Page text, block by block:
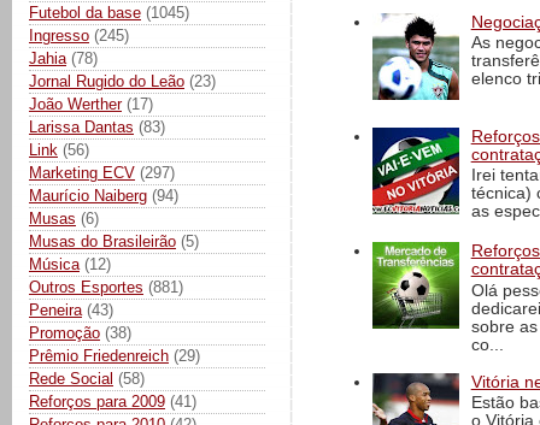
Futebol da base (1045)
Ingresso (245)
Jahia (78)
Jornal Rugido do Leão (23)
João Werther (17)
Larissa Dantas (83)
Link (56)
Marketing ECV (297)
Maurício Naiberg (94)
Musas (6)
Musas do Brasileirão (5)
Música (12)
Outros Esportes (881)
Peneira (43)
Promoção (38)
Prêmio Friedenreich (29)
Rede Social (58)
Reforços para 2009 (41)
As
elenco
Irei
técnica)
as
Olá
sobre
co...
Vitória
Estão
o Vitória